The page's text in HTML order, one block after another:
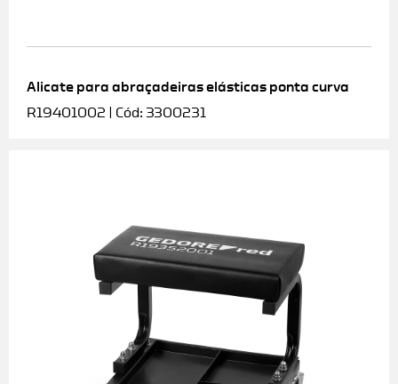
Alicate para abraçadeiras elásticas ponta curva
R19401002 | Cód: 3300231